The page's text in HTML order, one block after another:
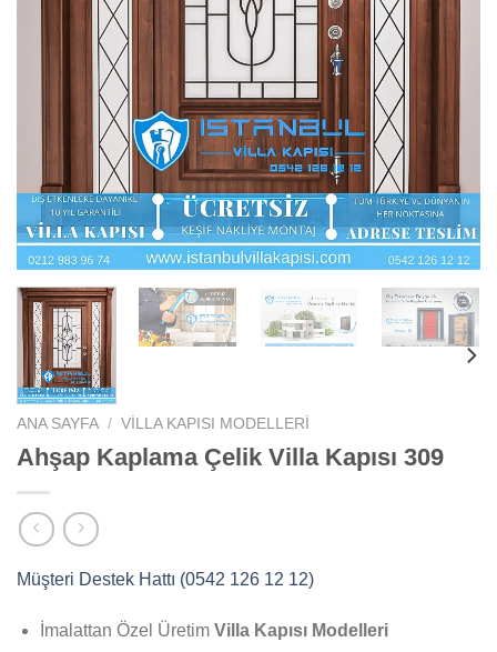
ANA SAYFA / VILLA KAPISI MODELLERI
Ahşap Kaplama Çelik Villa Kapısı 309
Müşteri Destek Hattı (0542 126 12 12)
İmalattan Özel Üretim Villa Kapısı Modelleri